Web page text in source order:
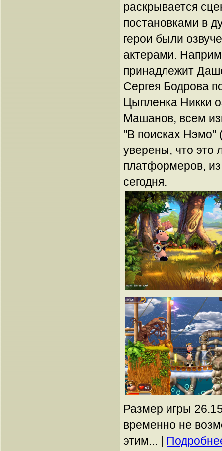
раскрывается
постановками в
герои были
актерами.
принадлежит
Сергея Бодрова
Цыпленка Никки
Машанов, всем
"В поисках Нэмо"
уверены, что это
платформеров,
сегодня.
Размер игры
временно не
этим... |